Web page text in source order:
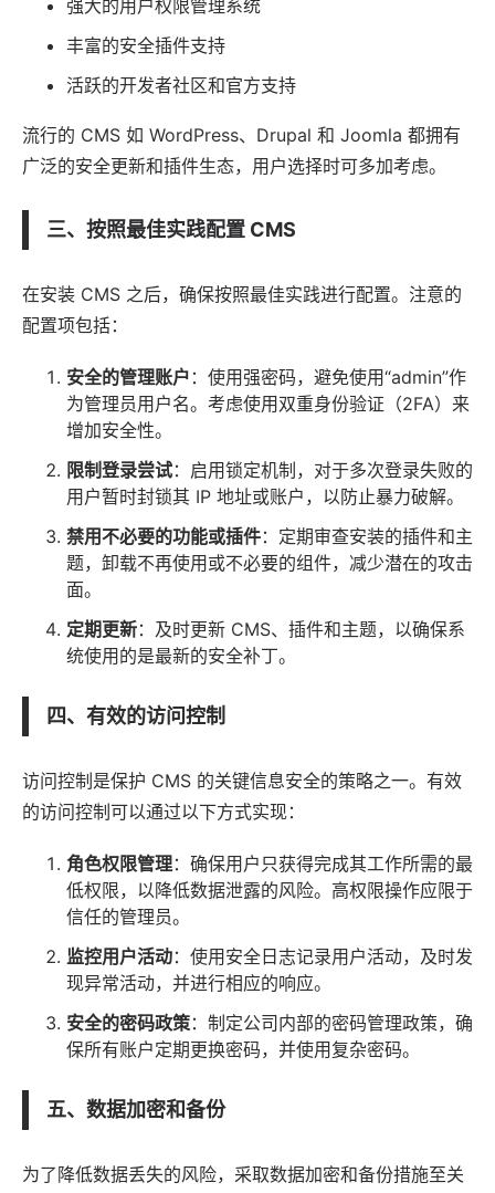
强大的用户权限管理系统
丰富的安全插件支持
活跃的开发者社区和官方支持
流行的 CMS 如 WordPress、 Drupal 和 Joomla 都拥有
广泛的安全更新和插件生态，用户选择时可多加考虑。
三、按照最佳实践配置 CMS
在安装 CMS 之后，确保按照最佳实践进行配置。注意的
配置项包括：
安全的管理账户 ：使用强密码，避免使用“admin”作
为管理员用户名。考虑使用双重身份验证（2FA）来
增加安全性。
限制登录尝试：启用锁定机制，对于多次登录失败的
用户暂时封锁其 IP 地址或账户，以防止暴力破解。
禁用不必要的功能或插件：定期审查安装的插件和主
题，卸载不再使用或不必要的组件，减少潜在的攻击
面。
定期更新：及时更新 CMS、插件和主题，以确保系
统使用的是最新的安全补丁。
四、有效的访问控制
访问控制是保护 CMS 的关键信息安全的策略之一。有效
的访问控制可以通过以下方式实现：
角色权限管理：确保用户只获得完成其工作所需的最
低权限，以降低数据泄露的风险。高权限操作应限于
信任的管理员。
监控用户活动：使用安全日志记录用户活动，及时发
现异常活动，并进行相应的响应。
安全的密码政策：制定公司内部的密码管理政策，确
保所有账户定期更换密码，并使用复杂密码。
五、数据加密和备份
为了降低数据丢失的风险，采取数据加密和备份措施至关